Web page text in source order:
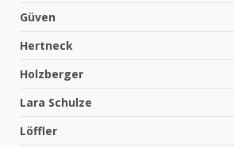
Güven
Hertneck
Holzberger
Lara Schulze
Löffler